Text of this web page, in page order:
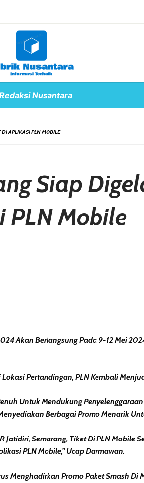
Redaksi Nusantara
APLIKASI PLN MOBILE
Siap
Mobile
Akan Berlangsung Pada 9-12 Mei
Pertandingan, PLN Kembali
Untuk Mendukung
Berbagai Promo Menarik
Jatidiri, Semarang, Tiket Di PLN Mobile
PLN Mobile,” Ucap Darmawan.
Menghadirkan Promo Paket Smash